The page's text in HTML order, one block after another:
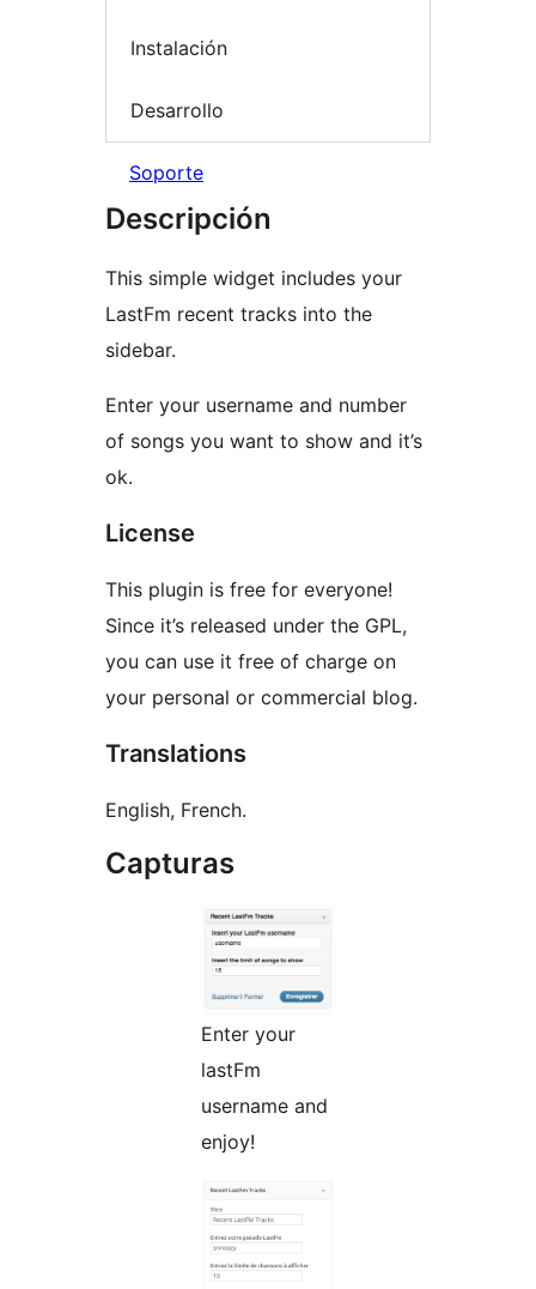
Instalación
Desarrollo
Soporte
Descripción
This simple widget includes your
LastFm recent tracks into the
sidebar.
Enter your username and number
of songs you want to show and it’s
ok.
License
This plugin is free for everyone!
Since it’s released under the GPL,
you can use it free of charge on
your personal or commercial blog.
Translations
English, French.
Capturas
Enter your
lastFm
username and
enjoy!